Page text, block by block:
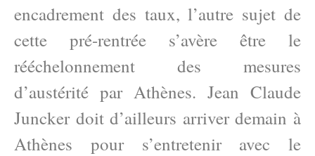
encadrement des taux, l’autre sujet de
cette pré-rentrée s’avère être le
rééchelonnement des mesures
d’austérité par Athènes. Jean Claude
Juncker doit d’ailleurs arriver demain à
Athènes pour s’entretenir avec le